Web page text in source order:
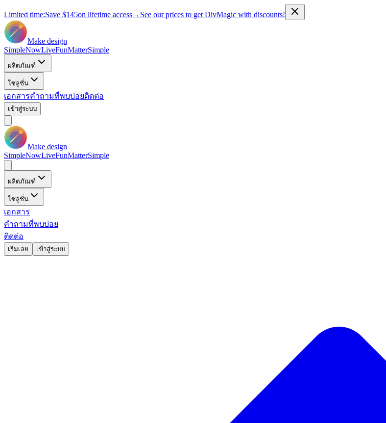
Limited time:Save $145on lifetime access→ See our prices to get DivMagic with discounts!
Make design
SimpleNowLiveFunMatterSimple
ผลิตภัณฑ์
โซลูชั่น
เอกสารคำถามที่พบบ่อยติดต่อ
เข้าสู่ระบบ
Make design
SimpleNowLiveFunMatterSimple
ผลิตภัณฑ์
โซลูชั่น
เอกสาร
คำถามที่พบบ่อย
ติดต่อ
เริ่มเลย เข้าสู่ระบบ